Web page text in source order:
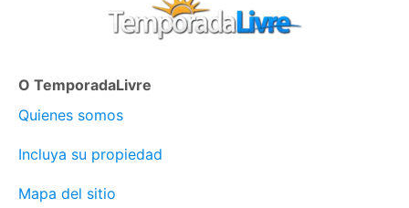
O TemporadaLivre
Quienes somos
Incluya su propiedad
Mapa del sitio